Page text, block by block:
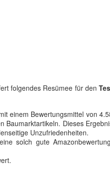
folgendes Resümee für den
einem Bewertungsmittel von
Baumarktartikeln. Dieses
Unzufriedenheiten.
solch gute Amazonbewertung